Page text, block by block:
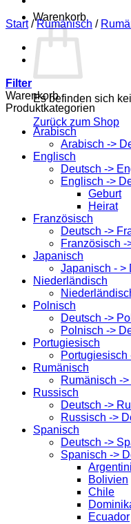
Warenkorb
Es befinden sich
Zurück zum Shop
Start / Rumänisch /
Filter
Warenkorb
Produktkategorien
Arabisch
Arabisch ->
Englisch
Deutsch ->
Englisch ->
Geburt
Heirat
Französisch
Deutsch ->
Französisch -
Japanisch
Japanisch - >
Niederländisch
Polnisch
Deutsch ->
Polnisch ->
Portugiesisch
Portugiesisch
Rumänisch
Rumänisch -
Russisch
Deutsch ->
Russisch ->
Spanisch
Deutsch ->
Spanisch ->
Bolivien
Chile
Ecuador